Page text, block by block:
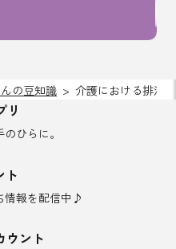
の豆知識 介護における排泄
リ
のひらに。
ト
情報を配信中♪
ウント